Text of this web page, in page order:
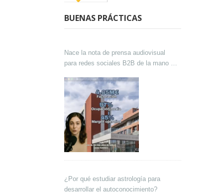
BUENAS PRÁCTICAS
Nace la nota de prensa audiovisual
para redes sociales B2B de la mano de
¿Por qué estudiar astrología para
desarrollar el autoconocimiento?